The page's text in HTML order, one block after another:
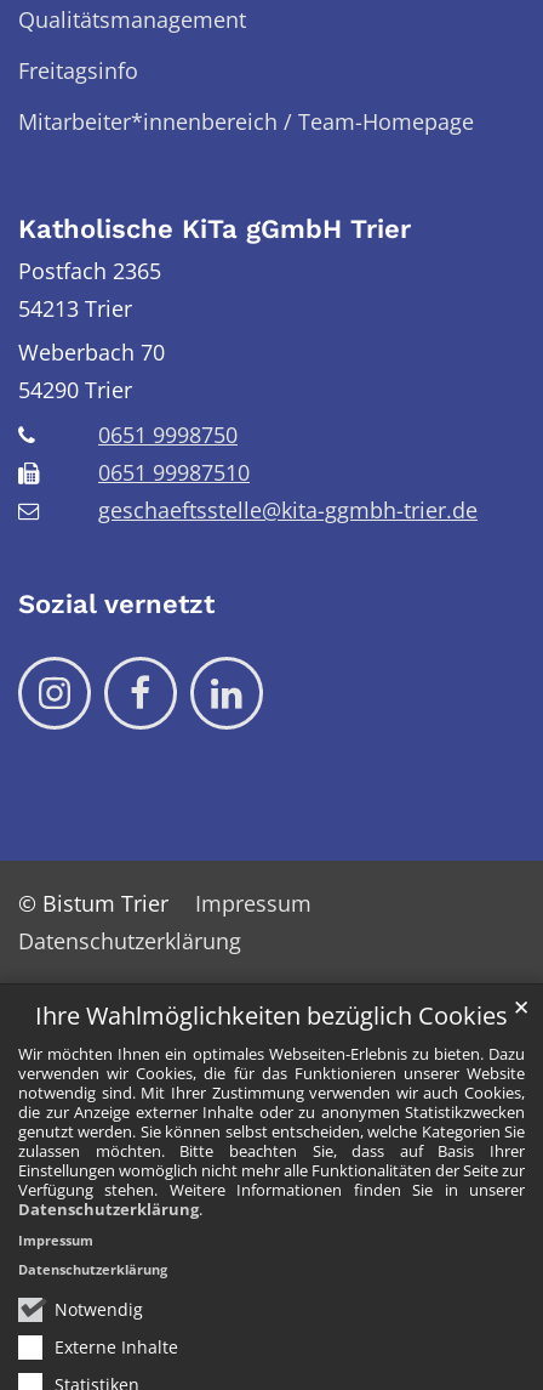
Ihre Wahlmöglichkeiten bezüglich Cookies
Wir möchten Ihnen ein optimales Webseiten-Erlebnis zu bieten. Dazu
verwenden wir Cookies, die für das Funktionieren unserer Website
notwendig sind. Mit Ihrer Zustimmung verwenden wir auch Cookies,
die zur Anzeige externer Inhalte oder zu anonymen Statistikzwecken
genutzt werden. Sie können selbst entscheiden, welche Kategorien Sie
zulassen möchten. Bitte beachten Sie, dass auf Basis Ihrer
Einstellungen womöglich nicht mehr alle Funktionalitäten der Seite zur
Verfügung stehen. Weitere Informationen finden Sie in unserer
Datenschutzerklärung.
Notwendig
Externe Inhalte
Statistiken
✕
Impressum
Datenschutzerklärung
Qualitätsmanagement
Freitagsinfo
Mitarbeiter*innenbereich / Team-Homepage
Katholische KiTa gGmbH Trier
Postfach 2365
54213 Trier
Weberbach 70
54290 Trier
0651 9998750
0651 99987510
geschaeftsstelle@kita-ggmbh-trier.de
Sozial vernetzt
© Bistum Trier
Impressum
Datenschutzerklärung